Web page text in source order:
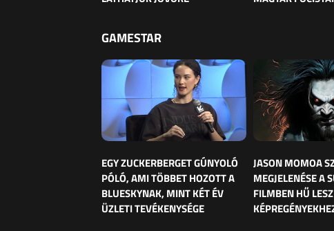
GAMESTAR
EGY ZUCKERBERGET GÚNYOLÓ
PÓLÓ, AMI TÖBBET HOZOTT A
BLUESKYNAK, MINT KÉT ÉV
ÜZLETI TEVÉKENYSÉGE
JASON MOMOA
MEGJELENÉSE A
FILMBEN HŰ